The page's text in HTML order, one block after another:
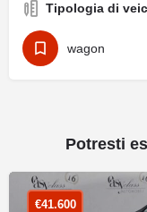
Tipologia di
wagon
Potresti
€41.600